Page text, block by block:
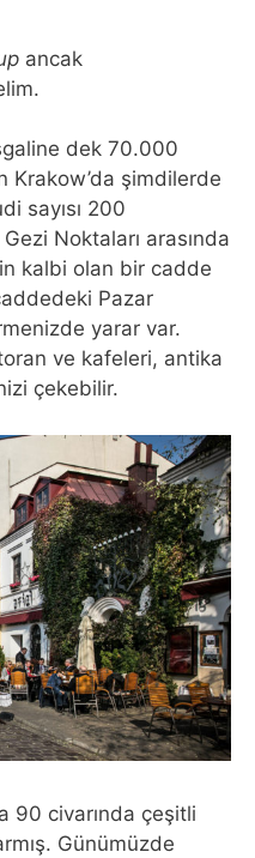
ancak
dek 70.000
Krakow’da şimdilerde
sayısı 200
Noktaları arasında
kalbi olan bir cadde
Pazar
yarar var.
ve kafeleri, antika
çekebilir.
90 civarında çeşitli
Günümüzde